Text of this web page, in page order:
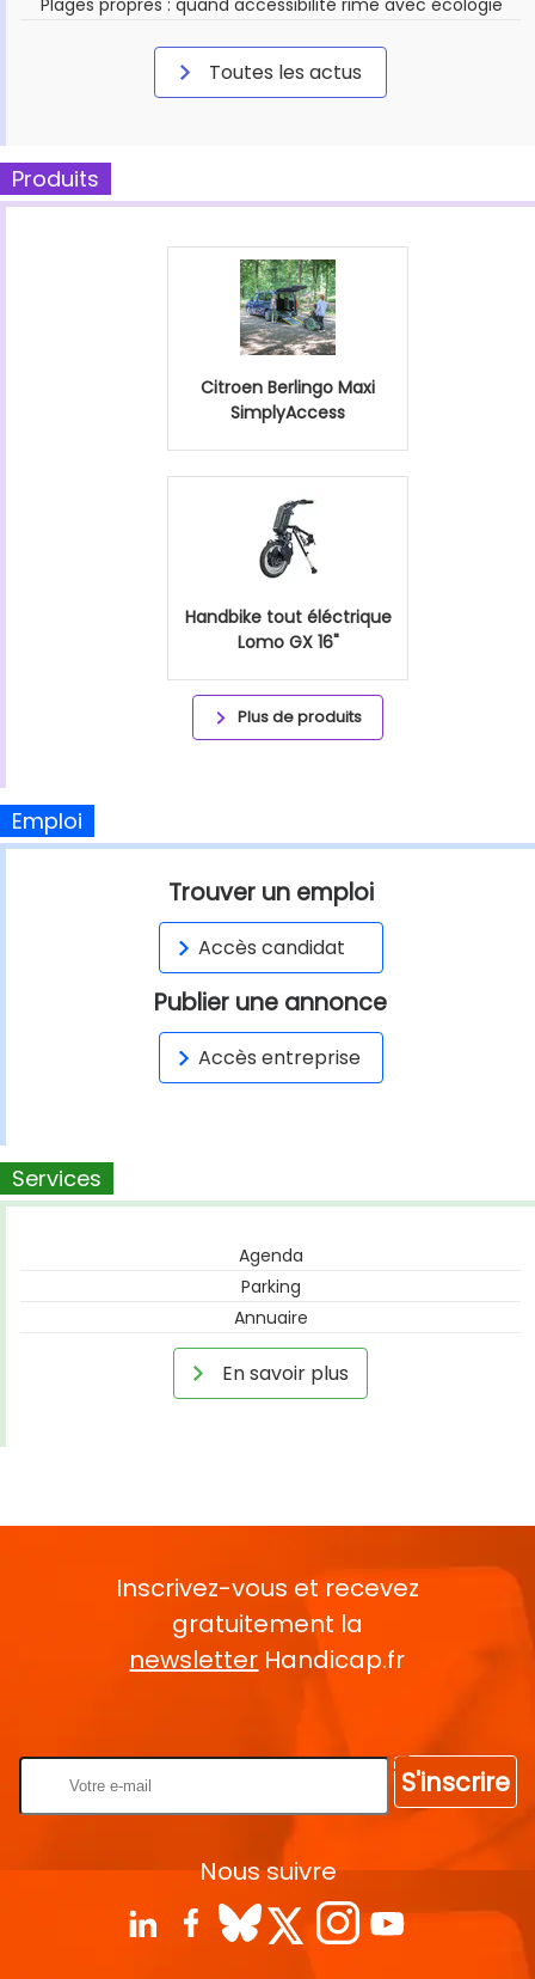
Plages propres : quand accessibilité rime avec écologie
Toutes les actus
Produits
Citroen Berlingo Maxi
SimplyAccess
Handbike tout éléctrique
Lomo GX 16"
Plus de produits
Emploi
Trouver un emploi
Accès candidat
Publier une annonce
Accès entreprise
Services
Agenda
Parking
Annuaire
En savoir plus
Inscrivez-vous et recevez
gratuitement la
newsletter Handicap.fr
S'inscrire
Nous suivre